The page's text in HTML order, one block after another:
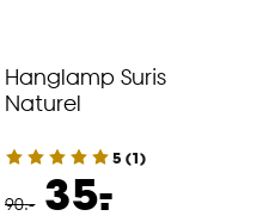
Hanglamp Suris
Naturel
5 (1)
90.- 35.
-